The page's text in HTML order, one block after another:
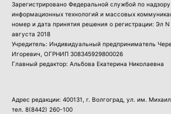
Зарегистрировано Федеральной службой по надзору
информационных технологий и массовых
номер и дата принятия решения о регистрации: Эл
августа 2018
Учредитель: Индивидуальный предприниматель
Игоревич, ОГРНИП 308345929800026
Главный редактор: Альбова Екатерина Николаевна
Адрес редакции: 400131, г. Волгоград, ул. им.
тел. 8(8442) 260-100